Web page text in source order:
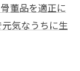
董品を適正に
気なうちに生